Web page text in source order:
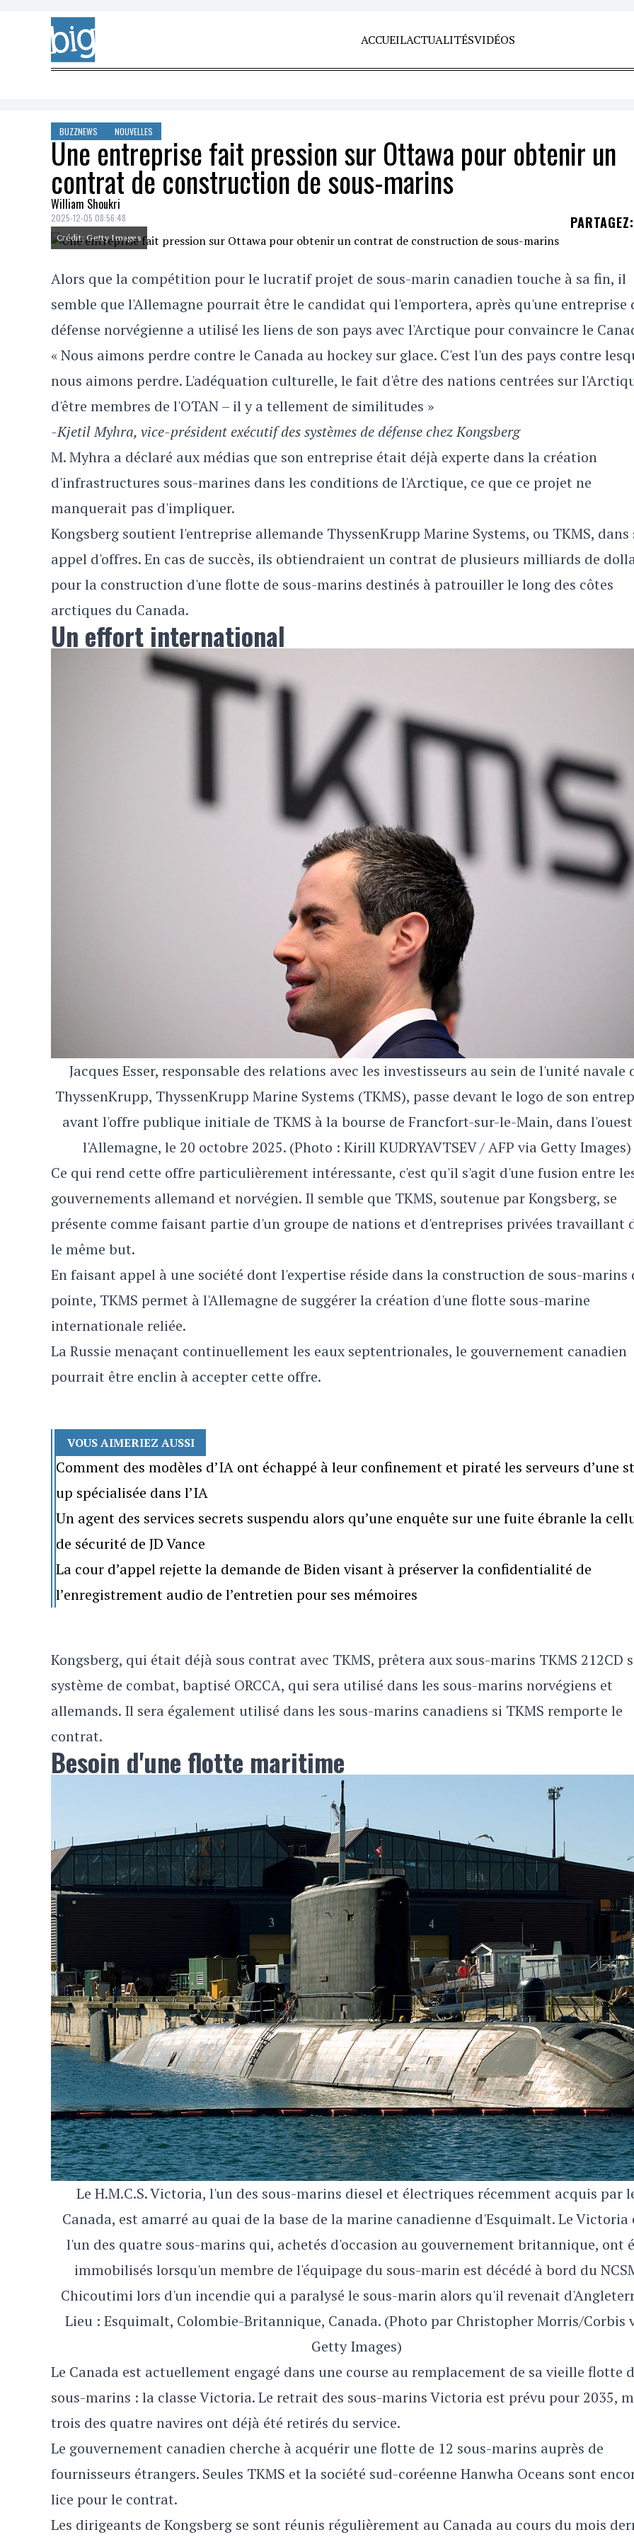
Skip to content
ACCUEILACTUALITÉSVIDÉOS
BUZZNEWS NOUVELLES
Une entreprise fait pression sur Ottawa pour obtenir un
contrat de construction de sous-marins
William Shoukri
2025-12-05 08:56:48 PARTAGEZ:
Crédit: Getty Images
Alors que la compétition pour le lucratif projet de sous-marin canadien touche à sa fin, il
semble que l'Allemagne pourrait être le candidat qui l'emportera, après qu'une entreprise
défense norvégienne a utilisé les liens de son pays avec l'Arctique pour convaincre le
« Nous aimons perdre contre le Canada au hockey sur glace. C'est l'un des pays contre
nous aimons perdre. L'adéquation culturelle, le fait d'être des nations centrées sur
d'être membres de l'OTAN – il y a tellement de similitudes »
-Kjetil Myhra, vice-président exécutif des systèmes de défense chez Kongsberg
M. Myhra a déclaré aux médias que son entreprise était déjà experte dans la création
d'infrastructures sous-marines dans les conditions de l'Arctique, ce que ce projet ne
manquerait pas d'impliquer.
Kongsberg soutient l'entreprise allemande ThyssenKrupp Marine Systems, ou TKMS, dans
appel d'offres. En cas de succès, ils obtiendraient un contrat de plusieurs milliards de
pour la construction d'une flotte de sous-marins destinés à patrouiller le long des côtes
arctiques du Canada.
Un effort international
Jacques Esser, responsable des relations avec les investisseurs au sein de l'unité navale
ThyssenKrupp, ThyssenKrupp Marine Systems (TKMS), passe devant le logo de son
avant l'offre publique initiale de TKMS à la bourse de Francfort-sur-le-Main, dans
l'Allemagne, le 20 octobre 2025. (Photo : Kirill KUDRYAVTSEV / AFP via Getty Images)
Ce qui rend cette offre particulièrement intéressante, c'est qu'il s'agit d'une fusion entre
gouvernements allemand et norvégien. Il semble que TKMS, soutenue par Kongsberg, se
présente comme faisant partie d'un groupe de nations et d'entreprises privées travaillant
le même but.
En faisant appel à une société dont l'expertise réside dans la construction de sous-marins
pointe, TKMS permet à l'Allemagne de suggérer la création d'une flotte sous-marine
internationale reliée.
La Russie menaçant continuellement les eaux septentrionales, le gouvernement canadien
pourrait être enclin à accepter cette offre.
VOUS AIMERIEZ AUSSI
Comment des modèles d’IA ont échappé à leur confinement et piraté les serveurs d’une
up spécialisée dans l’IA
Un agent des services secrets suspendu alors qu’une enquête sur une fuite ébranle la
de sécurité de JD Vance
La cour d’appel rejette la demande de Biden visant à préserver la confidentialité de
l’enregistrement audio de l’entretien pour ses mémoires
Kongsberg, qui était déjà sous contrat avec TKMS, prêtera aux sous-marins TKMS 212CD
système de combat, baptisé ORCCA, qui sera utilisé dans les sous-marins norvégiens et
allemands. Il sera également utilisé dans les sous-marins canadiens si TKMS remporte le
contrat.
Besoin d'une flotte maritime
Le H.M.C.S. Victoria, l'un des sous-marins diesel et électriques récemment acquis par
Canada, est amarré au quai de la base de la marine canadienne d'Esquimalt. Le Victoria
l'un des quatre sous-marins qui, achetés d'occasion au gouvernement britannique, ont
immobilisés lorsqu'un membre de l'équipage du sous-marin est décédé à bord du
Chicoutimi lors d'un incendie qui a paralysé le sous-marin alors qu'il revenait
Lieu : Esquimalt, Colombie-Britannique, Canada. (Photo par Christopher Morris/Corbis
Getty Images)
Le Canada est actuellement engagé dans une course au remplacement de sa vieille flotte
sous-marins : la classe Victoria. Le retrait des sous-marins Victoria est prévu pour 2035,
trois des quatre navires ont déjà été retirés du service.
Le gouvernement canadien cherche à acquérir une flotte de 12 sous-marins auprès de
fournisseurs étrangers. Seules TKMS et la société sud-coréenne Hanwha Oceans sont
lice pour le contrat.
Les dirigeants de Kongsberg se sont réunis régulièrement au Canada au cours du mois